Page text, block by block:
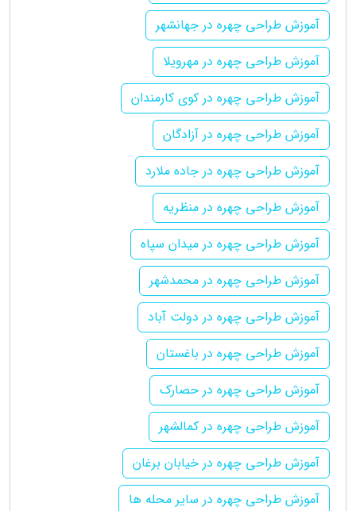
آموزش طراحی چهره در جهانشهر
آموزش طراحی چهره در مهرویلا
آموزش طراحی چهره در کوی کارمندان
آموزش طراحی چهره در آزادگان
آموزش طراحی چهره در جاده ملارد
آموزش طراحی چهره در منظریه
آموزش طراحی چهره در میدان سپاه
آموزش طراحی چهره در محمدشهر
آموزش طراحی چهره در دولت آباد
آموزش طراحی چهره در باغستان
آموزش طراحی چهره در حصارک
آموزش طراحی چهره در کمالشهر
آموزش طراحی چهره در خیابان برغان
آموزش طراحی چهره در سایر محله ها